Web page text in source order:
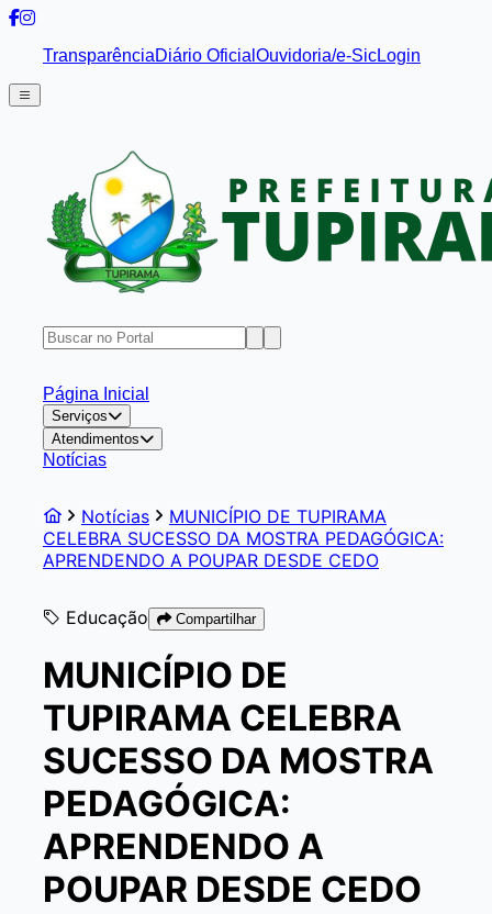
TransparênciaDiário Oficial Ouvidoria/e-SicLogin
Página Inicial
Serviços
Atendimentos
Notícias
Notícias
MUNICÍPIO DE TUPIRAMA
CELEBRA SUCESSO DA MOSTRA PEDAGÓGICA:
APRENDENDO A POUPAR DESDE CEDO
Educação Compartilhar
MUNICÍPIO DE
TUPIRAMA CELEBRA
SUCESSO DA MOSTRA
PEDAGÓGICA:
APRENDENDO A
POUPAR DESDE CEDO